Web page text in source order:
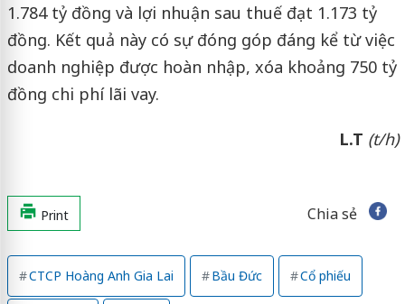
1.784 tỷ đồng và lợi nhuận sau thuế đạt 1.173 tỷ
đồng. Kết quả này có sự đóng góp đáng kể từ việc
doanh nghiệp được hoàn nhập, xóa khoảng 750 tỷ
đồng chi phí lãi vay.
L.T (t/h)
Print Chia sẻ
CTCP Hoàng Anh Gia Lai Bầu Đức Cổ phiếu